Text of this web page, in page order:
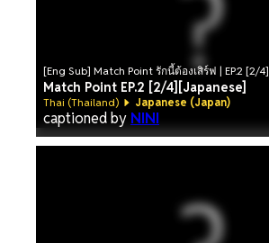
[Eng Sub] Match Point รักนี้ต้องเสิร์ฟ | EP.2 [2/4]
Match Point EP.2 [2/4][Japanese]
Thai (Thailand) Japanese (Japan)
captioned by NINI